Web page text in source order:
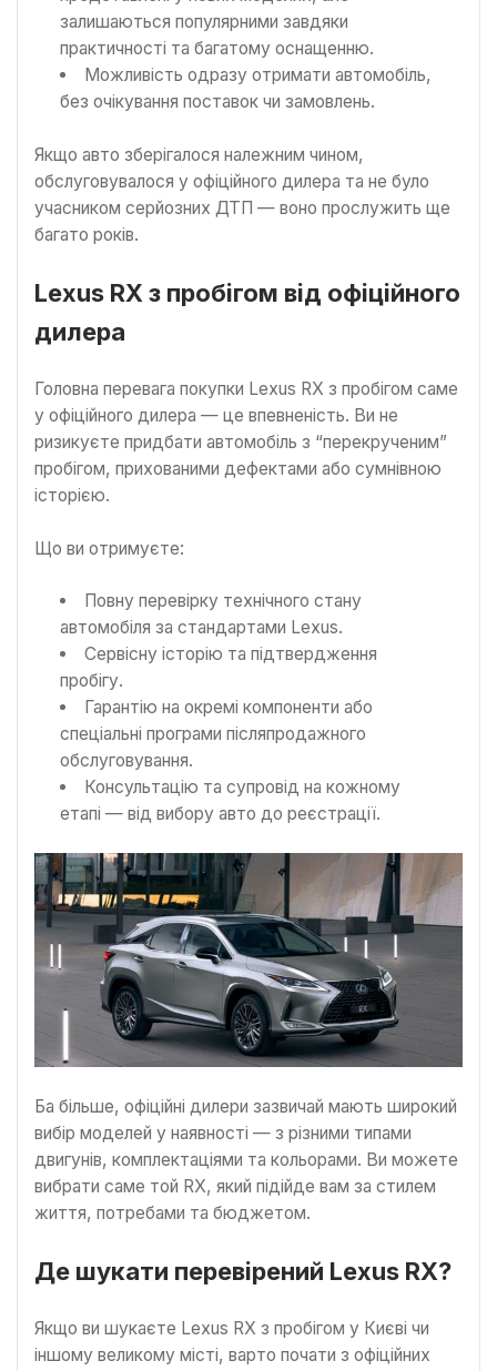
залишаються популярними завдяки
практичності та багатому оснащенню.
Можливість одразу отримати автомобіль,
без очікування поставок чи замовлень.
Якщо авто зберігалося належним чином,
обслуговувалося у офіційного дилера та не було
учасником серйозних ДТП — воно прослужить ще
багато років.
Lexus RX з пробігом від офіційного
дилера
Головна перевага покупки Lexus RX з пробігом саме
у офіційного дилера — це впевненість. Ви не
ризикуєте придбати автомобіль з “перекрученим”
пробігом, прихованими дефектами або сумнівною
історією.
Що ви отримуєте:
Повну перевірку технічного стану
автомобіля за стандартами Lexus.
Сервісну історію та підтвердження
пробігу.
Гарантію на окремі компоненти або
спеціальні програми післяпродажного
обслуговування.
Консультацію та супровід на кожному
етапі — від вибору авто до реєстрації.
Ба більше, офіційні дилери зазвичай мають широкий
вибір моделей у наявності — з різними типами
двигунів, комплектаціями та кольорами. Ви можете
вибрати саме той RX, який підійде вам за стилем
життя, потребами та бюджетом.
Де шукати перевірений Lexus RX?
Якщо ви шукаєте Lexus RX з пробігом у Києві чи
іншому великому місті, варто почати з офіційних